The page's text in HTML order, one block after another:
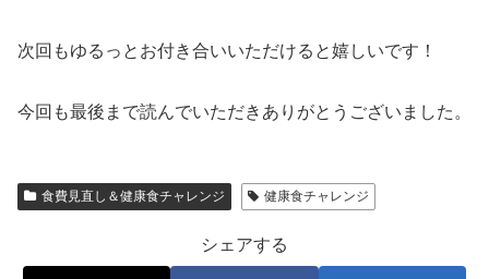
次回もゆるっとお付き合いいただけると嬉しいです！
今回も最後まで読んでいただきありがとうございました。
食費見直し＆健康食チャレンジ 健康食チャレンジ
シェアする